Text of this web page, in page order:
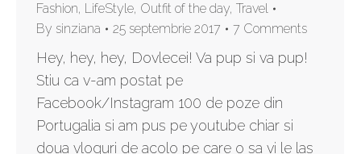
Fashion, LifeStyle, Outfit of the day, Travel
By sinziana 25 septembrie 2017 7 Comments
Hey, hey, hey, Dovlecei! Va pup si va pup!
Stiu ca v-am postat pe
Facebook/Instagram 100 de poze din
Portugalia si am pus pe youtube chiar si
doua vloguri de acolo pe care o sa vi le las